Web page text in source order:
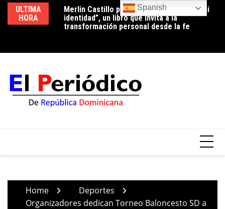
Skip
content
ULTIMA
HORA
Merlin Castillo presenta “Descubriendo mi
identidad”, un libro que invita a la
transformación personal desde la fe
Periodista Vicente Méndez pide la renuncia
del alcalde de Santo Domingo Oeste,
Francisco Peña, por deplorable situación de
Home
Deportes
Organizadores dedican Torneo Baloncesto SD a
Spanish